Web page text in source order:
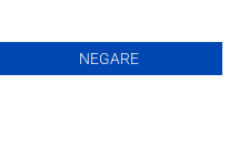
giornalistica registrata
n.02/2024 del 17/07/2024 |
NEGARE